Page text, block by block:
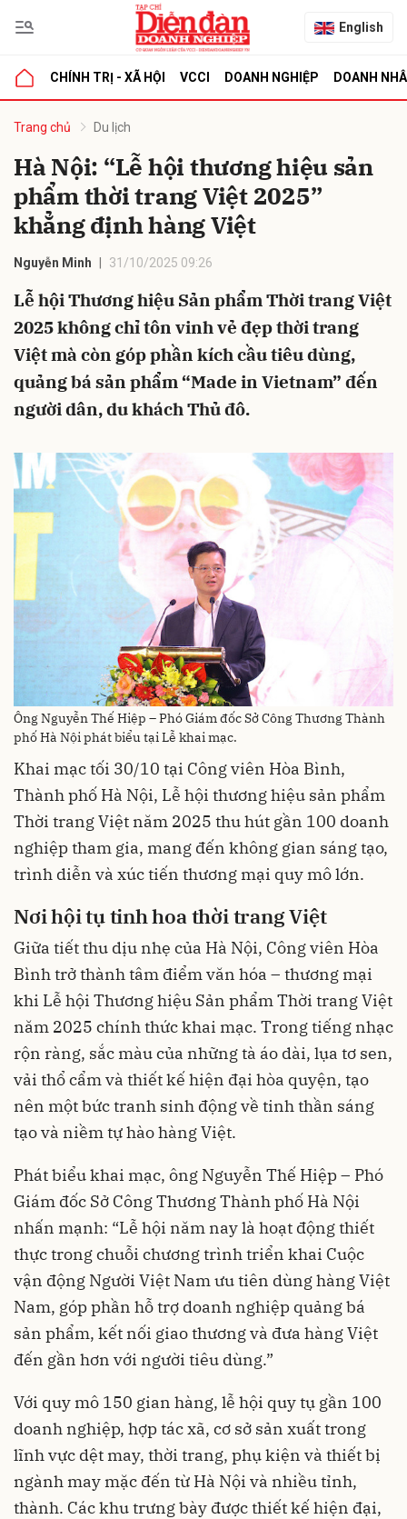
English
CHÍNH TRỊ - XÃ HỘI VCCI DOANH NGHIỆP DOANH
Trang chủ Du lịch
Hà Nội: “Lễ hội thương hiệu sản
phẩm thời trang Việt 2025”
khẳng định hàng Việt
Nguyễn Minh 31/10/2025 09:26
Lễ hội Thương hiệu Sản phẩm Thời trang Việt
2025 không chỉ tôn vinh vẻ đẹp thời trang
Việt mà còn góp phần kích cầu tiêu dùng,
quảng bá sản phẩm “Made in Vietnam” đến
người dân, du khách Thủ đô.
Ông Nguyễn Thế Hiệp – Phó Giám đốc Sở Công Thương Thành
phố Hà Nội phát biểu tại Lễ khai mạc.
Khai mạc tối 30/10 tại Công viên Hòa Bình,
Thành phố Hà Nội, Lễ hội thương hiệu sản phẩm
Thời trang Việt năm 2025 thu hút gần 100 doanh
nghiệp tham gia, mang đến không gian sáng tạo,
trình diễn và xúc tiến thương mại quy mô lớn.
Nơi hội tụ tinh hoa thời trang Việt
Giữa tiết thu dịu nhẹ của Hà Nội, Công viên Hòa
Bình trở thành tâm điểm văn hóa – thương mại
khi Lễ hội Thương hiệu Sản phẩm Thời trang Việt
năm 2025 chính thức khai mạc. Trong tiếng nhạc
rộn ràng, sắc màu của những tà áo dài, lụa tơ sen,
vải thổ cẩm và thiết kế hiện đại hòa quyện, tạo
nên một bức tranh sinh động về tinh thần sáng
tạo và niềm tự hào hàng Việt.
Phát biểu khai mạc, ông Nguyễn Thế Hiệp – Phó
Giám đốc Sở Công Thương Thành phố Hà Nội
nhấn mạnh: “Lễ hội năm nay là hoạt động thiết
thực trong chuỗi chương trình triển khai Cuộc
vận động Người Việt Nam ưu tiên dùng hàng Việt
Nam, góp phần hỗ trợ doanh nghiệp quảng bá
sản phẩm, kết nối giao thương và đưa hàng Việt
đến gần hơn với người tiêu dùng.”
Với quy mô 150 gian hàng, lễ hội quy tụ gần 100
doanh nghiệp, hợp tác xã, cơ sở sản xuất trong
lĩnh vực dệt may, thời trang, phụ kiện và thiết bị
ngành may mặc đến từ Hà Nội và nhiều tỉnh,
thành. Các khu trưng bày được thiết kế hiện đại,
luận
Hủy